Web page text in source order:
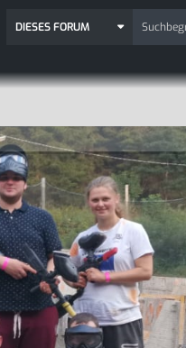
DIESES FORUM